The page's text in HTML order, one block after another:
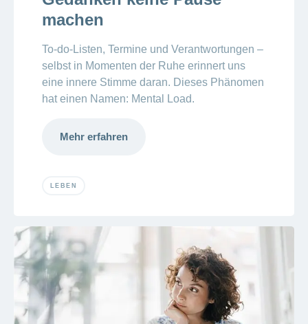
machen
To-do-Listen, Termine und Verantwortungen –
selbst in Momenten der Ruhe erinnert uns
eine innere Stimme daran. Dieses Phänomen
hat einen Namen: Mental Load.
Mehr erfahren
LEBEN